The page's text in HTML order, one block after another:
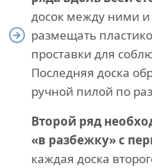
досок между ними
размещать
проставки для
Последняя доска
ручной пилой по
Второй ряд
«в разбежку» с
каждая доска